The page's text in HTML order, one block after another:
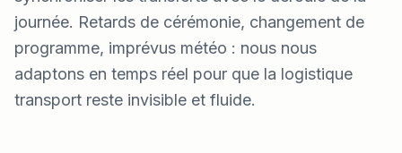
journée. Retards de cérémonie, changement de
programme, imprévus météo : nous nous
adaptons en temps réel pour que la logistique
transport reste invisible et fluide.